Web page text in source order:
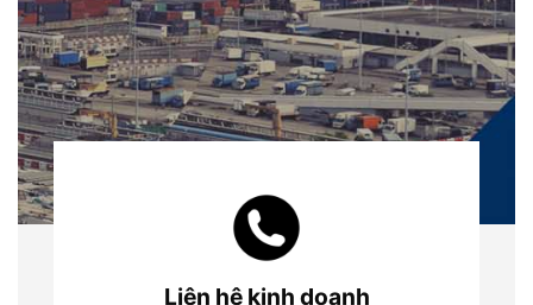
Liện hệ kinh doanh